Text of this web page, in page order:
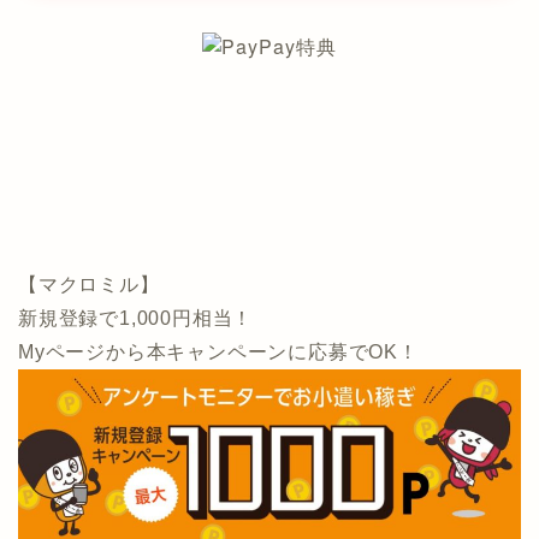
【マクロミル】
新規登録で1,000円相当！
Myページから本キャンペーンに応募でOK！